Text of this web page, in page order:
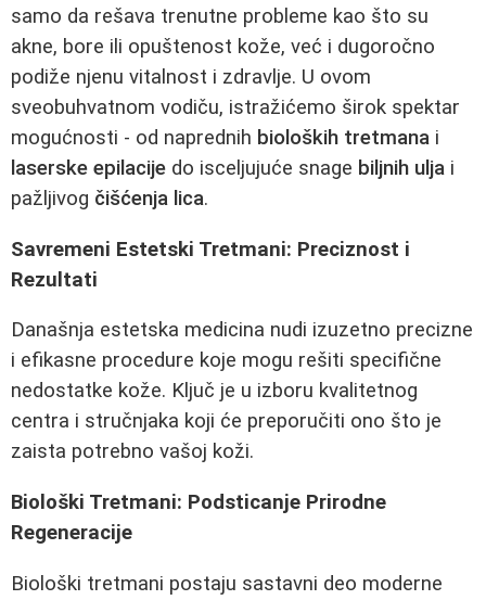
samo da rešava trenutne probleme kao što su
akne, bore ili opuštenost kože, već i dugoročno
podiže njenu vitalnost i zdravlje. U ovom
sveobuhvatnom vodiču, istražićemo širok spektar
mogućnosti - od naprednih bioloških tretmana i
laserske epilacije do isceljujuće snage biljnih ulja i
pažljivog čišćenja lica.
Savremeni Estetski Tretmani: Preciznost i
Rezultati
Današnja estetska medicina nudi izuzetno precizne
i efikasne procedure koje mogu rešiti specifične
nedostatke kože. Ključ je u izboru kvalitetnog
centra i stručnjaka koji će preporučiti ono što je
zaista potrebno vašoj koži.
Biološki Tretmani: Podsticanje Prirodne
Regeneracije
Biološki tretmani postaju sastavni deo moderne